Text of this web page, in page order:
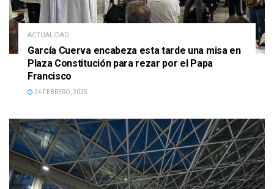
ACTUALIDAD
García Cuerva encabeza esta tarde una misa en
Plaza Constitución para rezar por el Papa
Francisco
24 FEBRERO, 2025